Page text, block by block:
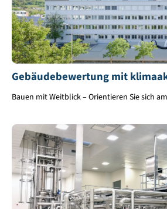
Gebäudebewertung mit
Bauen mit Weitblick – Orientieren Sie sich